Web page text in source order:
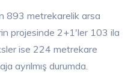
893 metrekarelik arsa
projesinde 2+1'ler 103 ila
ise 224 metrekare
ayrılmış durumda.